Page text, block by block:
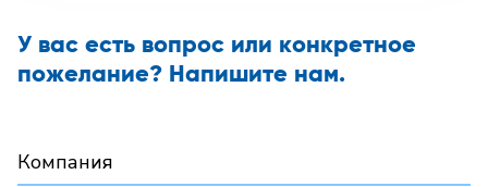
У вас есть вопрос или конкретное
пожелание? Напишите нам.
Компания